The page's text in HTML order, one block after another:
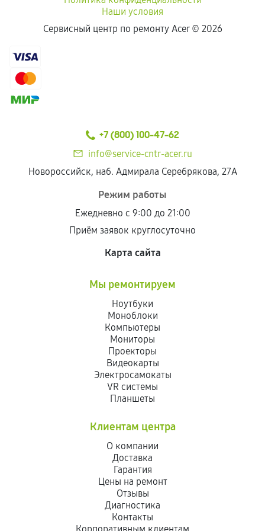
Наши условия
Сервисный центр по ремонту Acer © 2026
+7 (800) 100-47-62
info@service-cntr-acer.ru
Новороссийск, наб. Адмирала Серебрякова, 27А
Режим работы
Ежедневно с 9:00 до 21:00
Приём заявок круглосуточно
Карта сайта
Мы ремонтируем
Ноутбуки
Моноблоки
Компьютеры
Мониторы
Проекторы
Видеокарты
Электросамокаты
VR системы
Планшеты
Клиентам центра
О компании
Доставка
Гарантия
Цены на ремонт
Отзывы
Диагностика
Контакты